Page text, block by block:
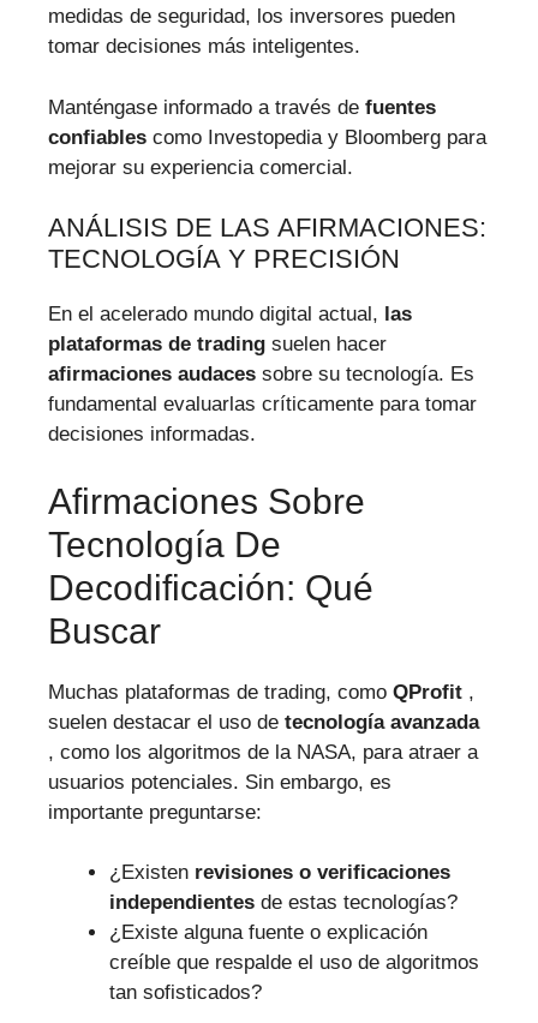
medidas de seguridad, los inversores pueden
tomar decisiones más inteligentes.
Manténgase informado a través de fuentes
confiables como Investopedia y Bloomberg para
mejorar su experiencia comercial.
ANÁLISIS DE LAS AFIRMACIONES:
TECNOLOGÍA Y PRECISIÓN
En el acelerado mundo digital actual, las
plataformas de trading suelen hacer
afirmaciones audaces sobre su tecnología. Es
fundamental evaluarlas críticamente para tomar
decisiones informadas.
Afirmaciones Sobre
Tecnología De
Decodificación: Qué
Buscar
Muchas plataformas de trading, como QProfit ,
suelen destacar el uso de tecnología avanzada
, como los algoritmos de la NASA, para atraer a
usuarios potenciales. Sin embargo, es
importante preguntarse:
¿Existen revisiones o verificaciones
independientes de estas tecnologías?
¿Existe alguna fuente o explicación
creíble que respalde el uso de algoritmos
tan sofisticados?